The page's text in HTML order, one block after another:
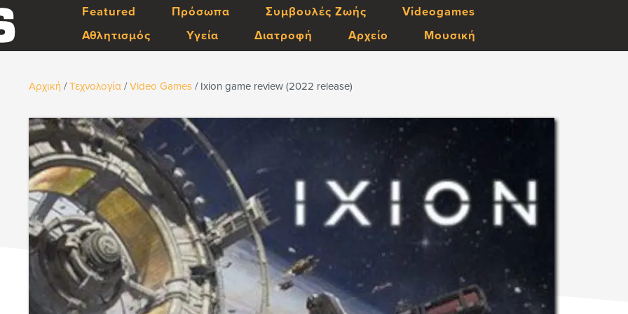
Featured Πρόσωπα Συμβουλές Ζωής
Videogames
Αθλητισμός
Υγεία Διατροφή Αρχείο Μουσική
Αρχική / Τεχνολογία / Video Games /Ixion game review (2022 release)